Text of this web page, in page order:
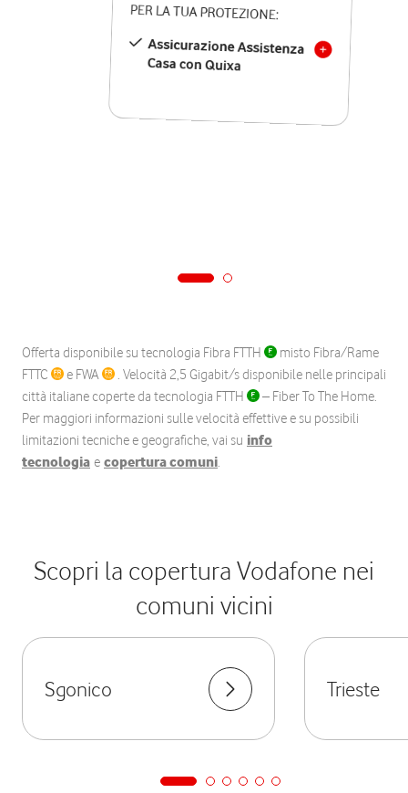
PER LA TUA PROTEZIONE:
Assicurazione Assistenza
Casa con Quixa
Offerta disponibile su tecnologia Fibra FTTH
misto Fibra/Rame
FTTC
e FWA
. Velocità 2,5 Gigabit/s disponibile nelle principali
città italiane coperte da tecnologia FTTH
– Fiber To The Home.
Per maggiori informazioni sulle velocità effettive e su possibili
limitazioni tecniche e geografiche, vai su info
tecnologia e copertura comuni.
Scopri la copertura Vodafone nei
comuni vicini
Sgonico Trieste